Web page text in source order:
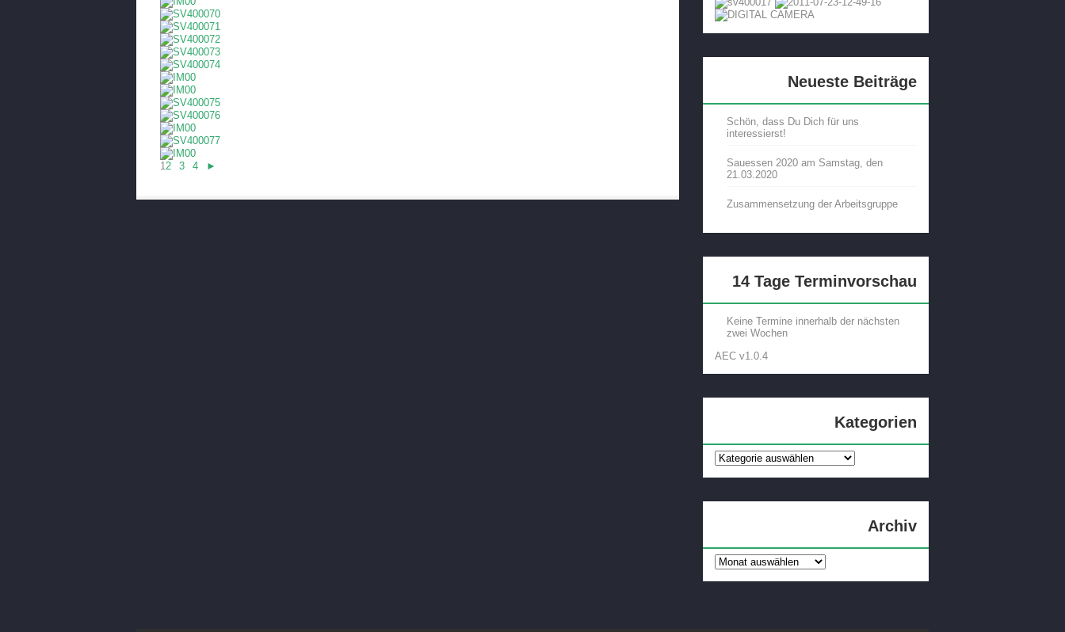
1 2 3 4 ►
Neueste Beiträge
Schön, dass Du Dich für uns
interessierst!
Sauessen 2020 am Samstag, den
21.03.2020
Zusammensetzung der Arbeitsgruppe
14 Tage Terminvorschau
Keine Termine innerhalb der nächsten
zwei Wochen
AEC v1.0.4
Kategorien
Kategorien
Archiv
Archiv